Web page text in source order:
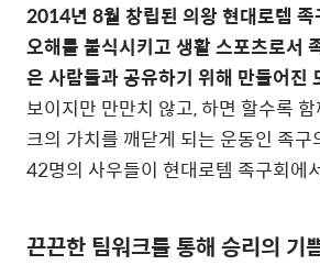
2014년 8월 창립된 의왕 현대로템
오해를 불식시키고 생활 스포츠로서
은 사람들과 공유하기 위해 만들어진
보이지만 만만치 않고, 하면 할수록
크의 가치를 깨닫게 되는 운동인 족구
42명의 사우들이 현대로템 족구회에
끈끈한 팀워크를 통해 승리의 기